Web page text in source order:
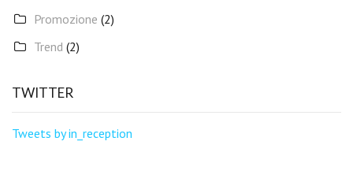
Promozione (2)
Trend (2)
TWITTER
Tweets by in_reception